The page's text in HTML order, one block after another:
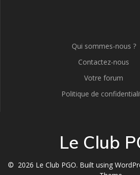
Qui sommes-nous ?
Contactez-nous
Votre forum
Politique de
Le Club
© 2026 Le Club PGO. Built using